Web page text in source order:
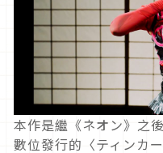
本作是繼《ネオン》之
數位發行的〈ティンカ